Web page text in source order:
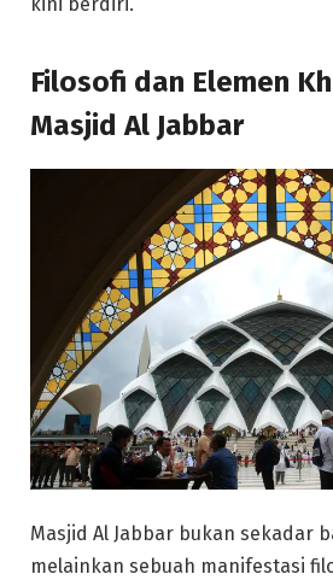
Filosofi dan Elemen
Masjid Al Jabbar
Masjid Al Jabbar bukan sekadar
melainkan sebuah manifestasi